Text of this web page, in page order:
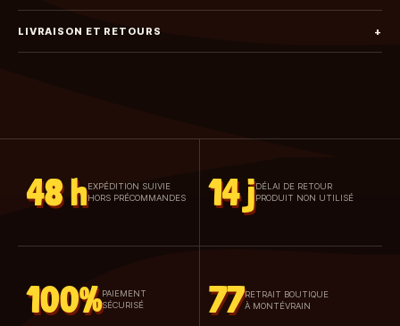
LIVRAISON ET RETOURS +
48 h EXPÉDITION SUIVIE
HORS PRÉCOMMANDES
14 jDÉLAI DE RETOUR
PRODUIT NON UTILISÉ
100% PAIEMENT
SÉCURISÉ
77RETRAIT BOUTIQUE
À MONTÉVRAIN